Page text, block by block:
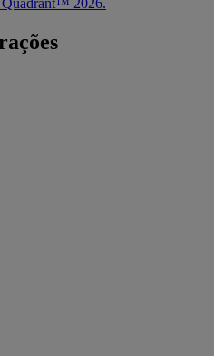
2026.